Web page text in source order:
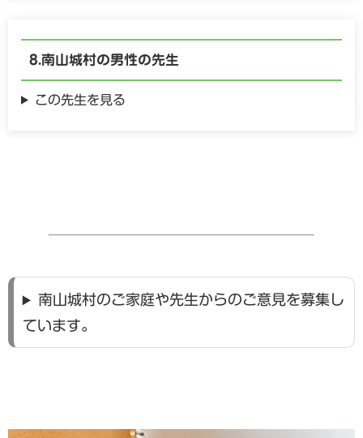
南山城村の男性の先生
この先生を見る
南山城村のご家庭や先生からのご意見を募集し
ています。